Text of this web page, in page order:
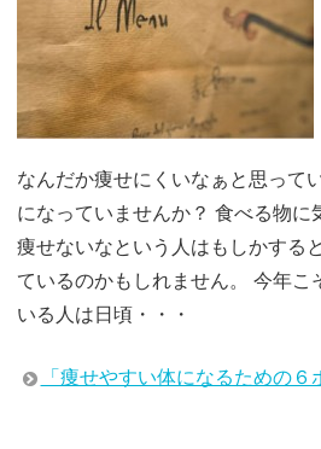
なんだか痩せにくいなぁと思って
になっていませんか？ 食べる物に
痩せないなという人はもしかする
ているのかもしれません。 今年こ
いる人は日頃・・・
「痩せやすい体になるための